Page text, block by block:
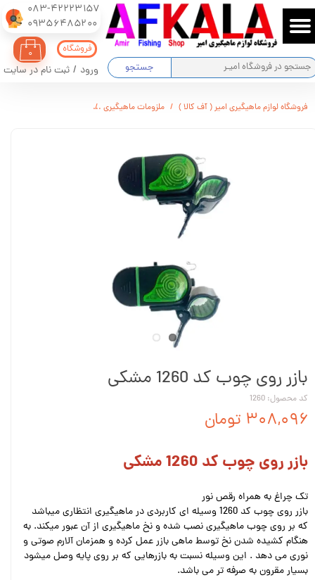
083-42223157
​​​​​​​09356485200
جستجو
۰
ورود / ثبت نام در سایت
حساب کاربری من
تغییر گذر واژه
فروشگاه
فروشگاه لوازم ماهیگیری امیر ( آف کالا ) ملزومات ماهیگیری
بازر روی چوب کد 1260 مشکی
کد محصول: 1260
۳۰۸,۰۹۶ تومان
بازر روی چوب کد 1260 مشکی
تک چراغ به همراه رقص نور
بازر روی چوب کد 1260 وسیله ای کاربردی در ماهیگیری انتظاری میباشد
که بر روی چوب ماهیگیری نصب شده و نخ ماهیگیری از آن عبور میکند. به
هنگام کشیده شدن نخ توسط ماهی بازر عمل کرده و همزمان آلارم صوتی و
نوری می دهد . این وسیله نسبت به بازرهایی که بر روی پایه وصل میشود
بسیار مقرون به صرفه تر می باشد.